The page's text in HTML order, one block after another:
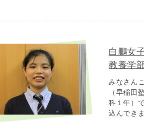
白鵬女
教養学
みなさん
（早稲田
科１年）
込んでき